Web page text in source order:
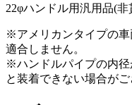
22φハンドル用汎用品(
※アメリカンタイプの車
適合しません。
※ハンドルパイプの内径
と装着できない場合がご